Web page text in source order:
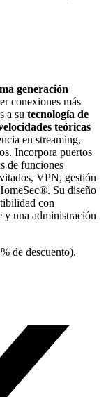
generación
conexiones más
a su tecnología de
teóricas
en streaming,
Incorpora puertos
de funciones
VPN, gestión
Su diseño
con
una administración
de descuento).